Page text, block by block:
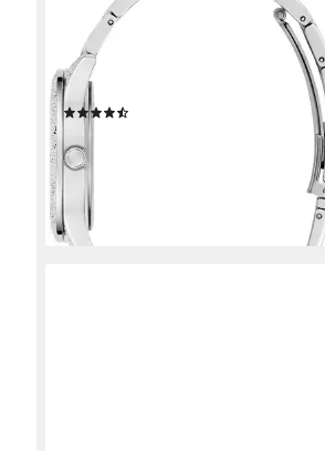
Quarzuhr SHOOTING STAR
GW0746L1, Armbanduhr, Damenuhr,
Kristallsteine, Mineralglas,
Edelstahlarmband
ab 168,21 €
-11%
lieferbar - in 1-2 Werktagen bei dir